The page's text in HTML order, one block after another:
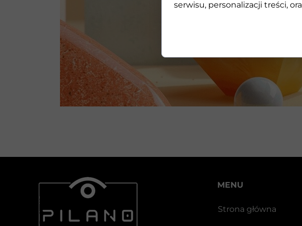
MENU
Strona główna
serwisu, personalizacji treści,